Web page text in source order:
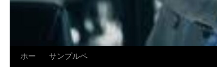
ホー
サンプルペ